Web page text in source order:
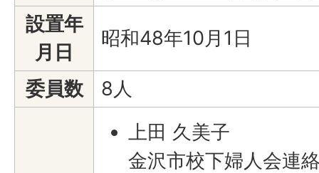
設置年
月日
昭和48年10月1日
委員数 8人
上田 久美子
金沢市校下婦人会連